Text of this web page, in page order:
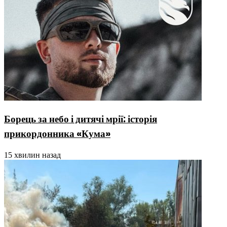
Борець за небо і дитячі мрії: історія
прикордонника «Кума»
15 хвилин назад